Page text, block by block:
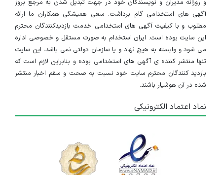
و روزانه مدیران و نویسندگان خود در جهت تبدیل شدن به مرجع بروز
آگهی های استخدامی گام برداشت. سعی همیشگی همکاران ما ارائه
مطلوب و با کیفیت آگهی های استخدامی خدمت بازدیدکنندگان محترم
این سایت بوده است. ایران استخدام به صورت مستقل و خصوصی اداره
می شود و وابسته به هیچ نهاد و یا سازمان دولتی نمی باشد، این سایت
تنها منتشر کننده ی آگهی های استخدامی بوده و بنابراین لازم است که
بازدید کنندگان محترم سایت خود نسبت به صحت و سقم اخبار منتشر
شده در آن هوشیار باشند.
نماد اعتماد الکترونیکی